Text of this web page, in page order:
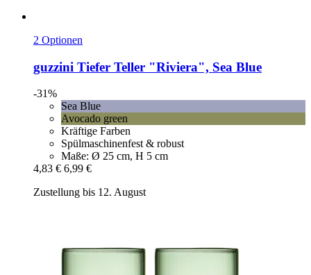
2 Optionen
guzzini Tiefer Teller "Riviera", Sea Blue
-31%
Sea Blue
Avocado green
Kräftige Farben
Spülmaschinenfest & robust
Maße: Ø 25 cm, H 5 cm
4,83 € 6,99 €
Zustellung bis 12. August